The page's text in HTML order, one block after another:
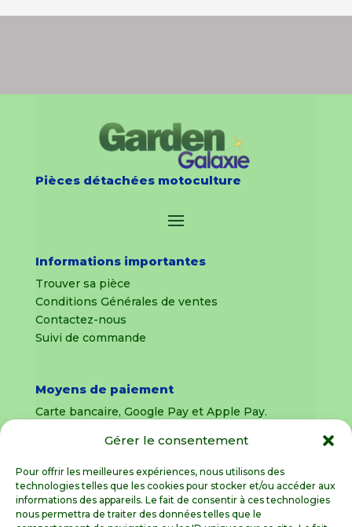
Gérer le consentement
Pour offrir les meilleures expériences, nous utilisons des
technologies telles que les cookies pour stocker et/ou accéder aux
informations des appareils. Le fait de consentir à ces technologies
nous permettra de traiter des données telles que le
Pièces détachées motoculture
Informations importantes
Trouver sa pièce
Conditions Générales de ventes
Contactez-nous
Suivi de commande
Moyens de paiement
Carte bancaire, Google Pay et Apple Pay.
uniquement
Livraison sous 8 jours pour les pièces
détachées